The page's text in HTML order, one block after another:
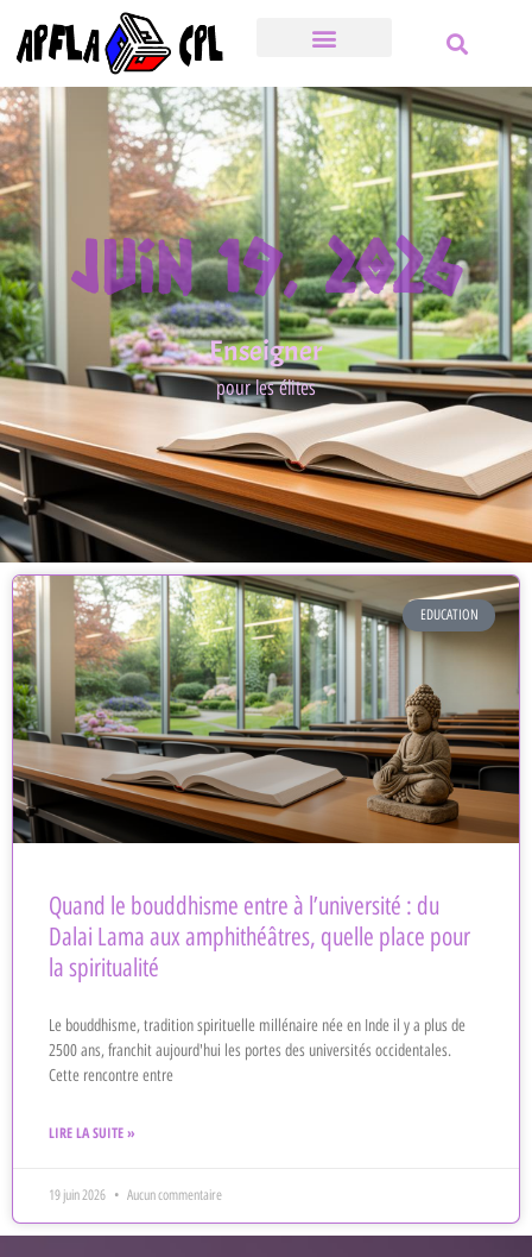
Juin 19, 2026
Enseigner
pour les élites
EDUCATION
Quand le bouddhisme entre à l’université : du
Dalai Lama aux amphithéâtres, quelle place pour
la spiritualité
Le bouddhisme, tradition spirituelle millénaire née en Inde il y a plus de
2500 ans, franchit aujourd'hui les portes des universités occidentales.
Cette rencontre entre
LIRE LA SUITE »
19 juin 2026 Aucun commentaire